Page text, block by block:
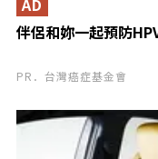
伴侶和妳一起預防
AD
PR．台灣癌症基金會